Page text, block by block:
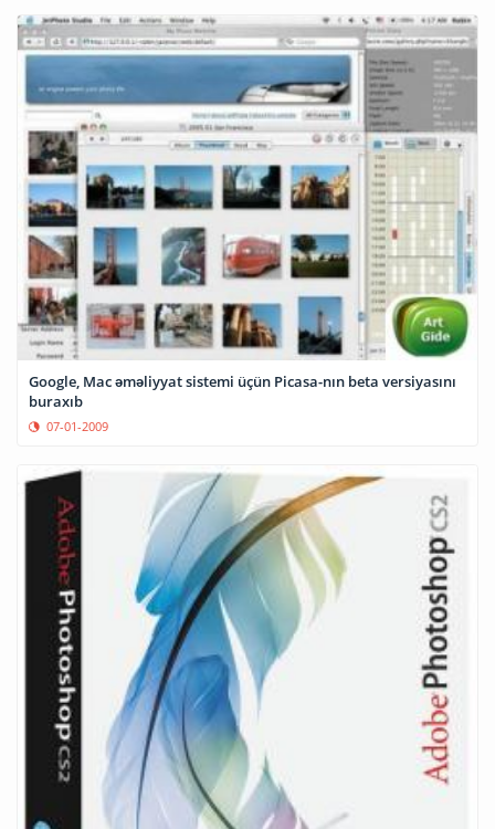
Google, Mac əməliyyat sistemi üçün Picasa-nın beta versiyasını
buraxıb
07-01-2009